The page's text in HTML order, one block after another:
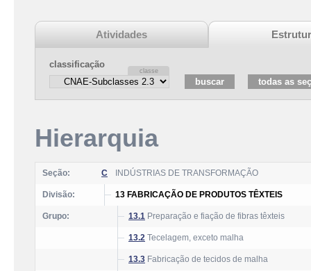
Atividades
classificação
Hierarquia
Seção: C INDÚSTRIAS DE TRANSFORMAÇÃO
Divisão: 13 FABRICAÇÃO DE PRODUTOS TÊXTEIS
Grupo: 13.1 Preparação e fiação de fibras têxteis
13.2 Tecelagem, exceto malha
13.3 Fabricação de tecidos de malha